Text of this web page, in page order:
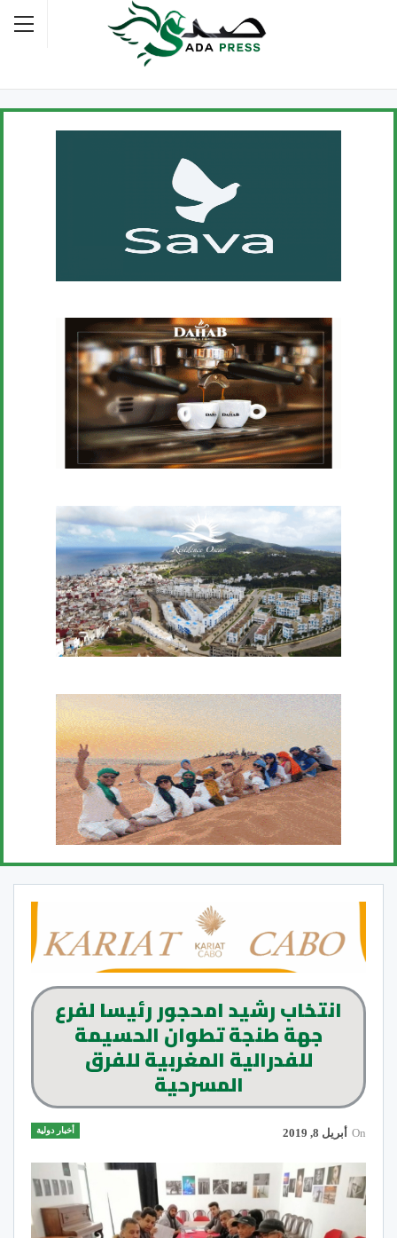
انتخاب رشيد امحجور رئيسا لفرع
جهة طنجة تطوان الحسيمة
للفدرالية المغربية للفرق
المسرحية
أخبار دولية On أبريل 8, 2019